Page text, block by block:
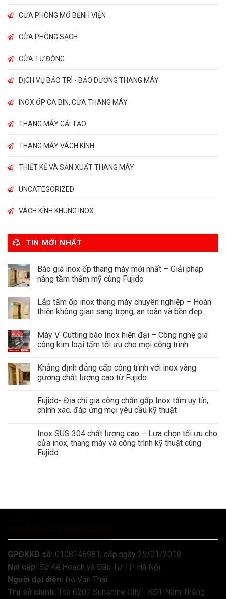
CỬA PHÒNG MỔ BỆNH VIỆN
CỬA PHÒNG SẠCH
CỬA TỰ ĐỘNG
DỊCH VỤ BẢO TRÌ - BẢO DƯỠNG THANG MÁY
INOX ỐP CA BIN, CỬA THANG MÁY
THANG MÁY CẢI TẠO
THANG MÁY VÁCH KÍNH
THIẾT KẾ VÀ SẢN XUẤT THANG MÁY
UNCATEGORIZED
VÁCH KÍNH KHUNG INOX
TIN MỚI NHẤT
Báo giá inox ốp thang máy mới nhất – Giải pháp
nâng tầm thẩm mỹ cùng Fujido
Lắp tấm ốp inox thang máy chuyên nghiệp – Hoàn
thiện không gian sang trọng, an toàn và bền đẹp
Máy V-Cutting bào Inox hiện đại – Công nghệ gia
công kim loại tấm tối ưu cho mọi công trình
Khẳng định đẳng cấp công trình với inox vàng
gương chất lượng cao từ Fujido
Fujido- Địa chỉ gia công chấn gấp Inox tấm uy tín,
chính xác, đáp ứng mọi yêu cầu kỹ thuật
Inox SUS 304 chất lượng cao – Lựa chọn tối ưu cho
cửa inox, thang máy và công trình kỹ thuật cùng
Fujido
GPDKKD số: 0108146981, cấp ngày 25/01/2018
Nơi cấp: Sở Kế Hoạch và Đầu Tư TP Hà Nội.
Người đại diện: Đỗ Văn Thái
Trụ sở chính: Toà 6201 Sunshine City - KĐT Nam Thăng